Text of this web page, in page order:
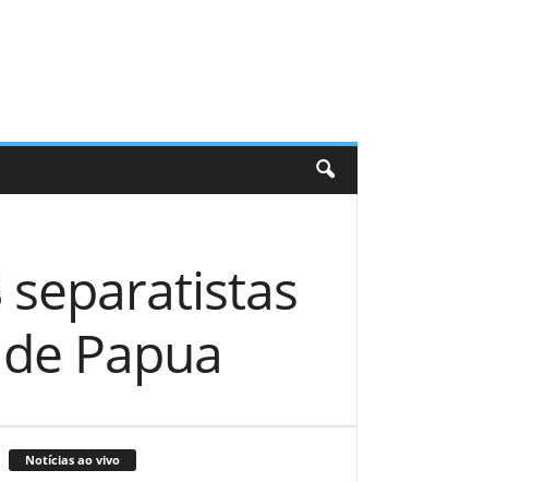
Papua
Notícias ao vivo